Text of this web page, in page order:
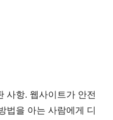
사항. 웹사이트가 안전
법을 아는 사람에게 디